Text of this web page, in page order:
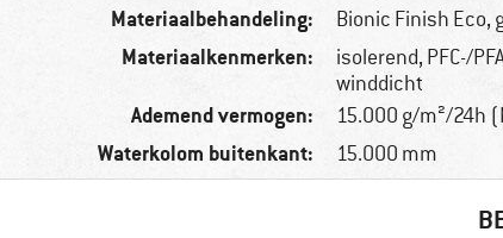
Materiaalbehandeling: Bionic Finish Eco,
Materiaalkenmerken:
isolerend, PFC-/
winddicht
Ademend vermogen: 15.000 g/m²/24h
Waterkolom buitenkant: 15.000 mm